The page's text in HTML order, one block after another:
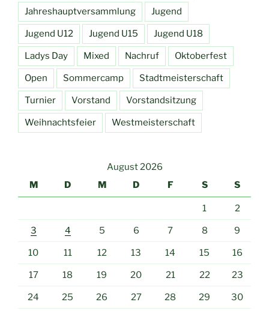
Jahreshauptversammlung Jugend
Jugend U12 Jugend U15 Jugend U18
Ladys Day Mixed Nachruf Oktoberfest
Open Sommercamp Stadtmeisterschaft
Turnier Vorstand Vorstandsitzung
Weihnachtsfeier Westmeisterschaft
August 2026
M
D M D F S S
1 2
3 4 5 6 7 8 9
10 11 12 13 14 15 16
17 18 19 20 21 22 23
24 25 26 27 28 29 30